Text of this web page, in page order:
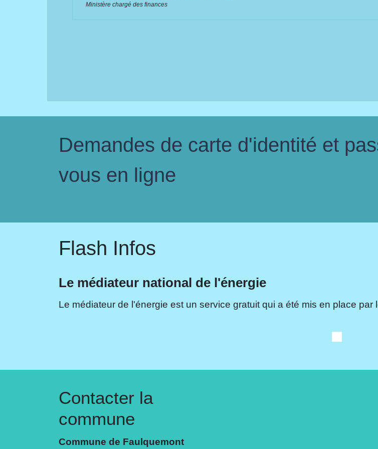
Ministère chargé des finances
Demandes de carte d'identité et
vous en ligne
Flash Infos
Le médiateur national de l'énergie
Le médiateur de l'énergie est un service gratuit qui a été mis en place
Contacter la
commune
Commune de Faulquemont